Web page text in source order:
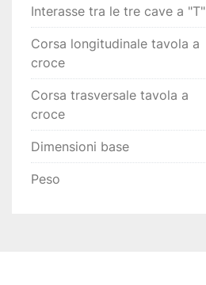
Interasse tra le tre cave a "T"
Corsa longitudinale tavola a
croce
Corsa trasversale tavola a
croce
Dimensioni base
Peso